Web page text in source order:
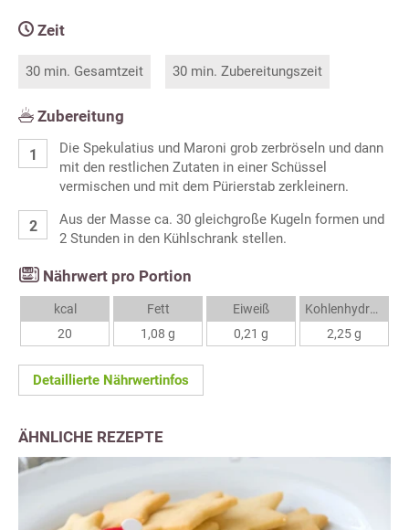
Zeit
30 min. Gesamtzeit 30 min. Zubereitungszeit
Zubereitung
Die Spekulatius und Maroni grob zerbröseln und dann
mit den restlichen Zutaten in einer Schüssel
vermischen und mit dem Pürierstab zerkleinern.
Aus der Masse ca. 30 gleichgroße Kugeln formen und
2 Stunden in den Kühlschrank stellen.
Nährwert pro Portion
kcal
20
Fett
1,08 g
Eiweiß
0,21 g
Kohlenhydrate
2,25 g
Detaillierte Nährwertinfos
ÄHNLICHE REZEPTE